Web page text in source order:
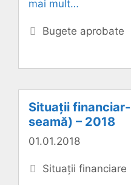
mai mult…
Categorii
Bugete aprobate
Situații
seamă) – 2018
01.01.2018
Categorii
Situații financiare